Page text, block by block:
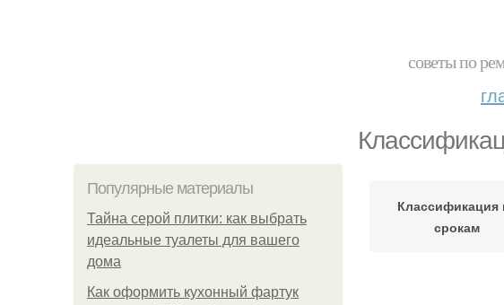
советы по
Популярные материалы
Тайна серой плитки: как выбрать
идеальные туалеты для вашего
дома
Как оформить кухонный фартук
Классификация
срокам